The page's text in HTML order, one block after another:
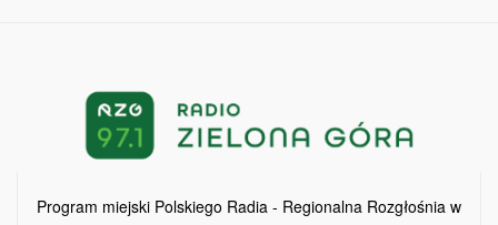
Program miejski Polskiego Radia - Regionalna Rozgłośnia w